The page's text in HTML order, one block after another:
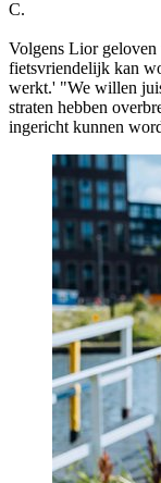
C.
Volgens Lior geloven
fietsvriendelijk kan
werkt.' "We willen
straten hebben
ingericht kunnen